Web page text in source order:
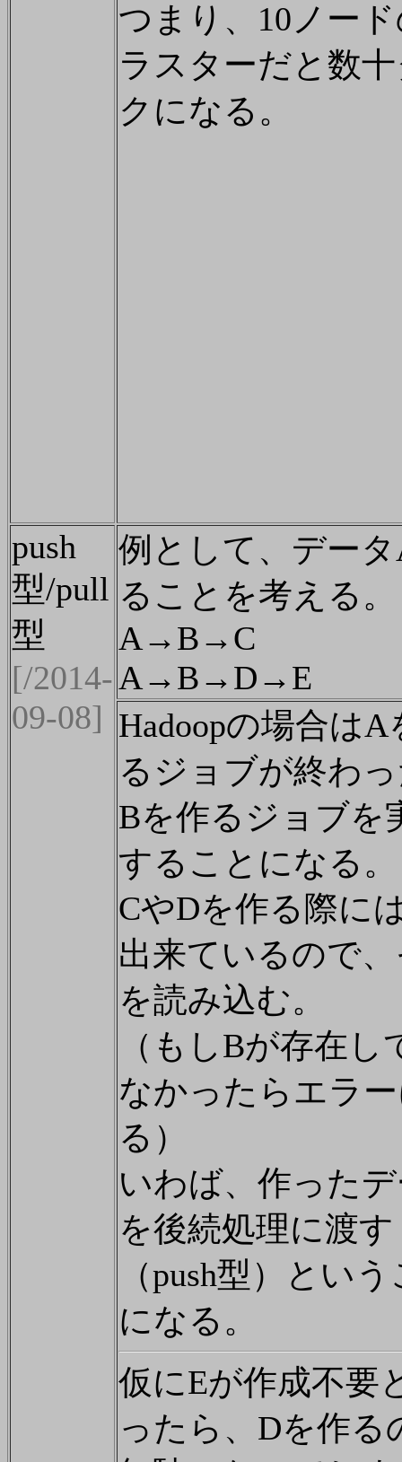
つまり、10ノー
ラスターだと数
クになる。
push
型/pull
型
[/2014-
09-08]
例として、デー
ることを考える。
A→B→C
A→B→D→E
Hadoopの場合はA
るジョブが終わ
Bを作るジョブを
することになる。
CやDを作る際に
出来ているので
を読み込む。
（もしBが存在し
なかったらエラ
る）
いわば、作った
を後続処理に渡す
（push型）とい
になる。
仮にEが作成不要
ったら、Dを作る